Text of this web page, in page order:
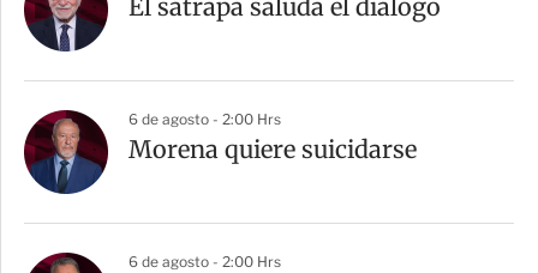
El sátrapa saluda el diálogo
6 de agosto - 2:00 Hrs
Morena quiere suicidarse
6 de agosto - 2:00 Hrs